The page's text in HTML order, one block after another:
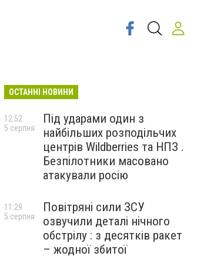
ОСТАННІ НОВИНИ
Під ударами один з
найбільших розподільчих
центрів Wildberries та НПЗ .
Безпілотники масовано
атакували росію
12:52
5 серпня
Повітряні сили ЗСУ
озвучили деталі нічного
обстрілу : з десятків ракет
– жодної збитої
11:29
5 серпня